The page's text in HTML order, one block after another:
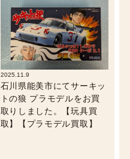
2025.11.9
石川県能美市にてサーキッ
トの狼 プラモデルをお買
取りしました。【玩具買
取】【プラモデル買取】